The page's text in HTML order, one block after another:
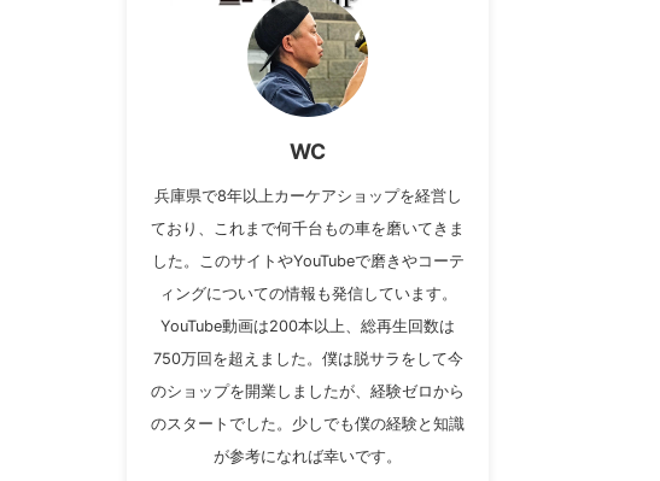
WC
兵庫県で8年以上カーケアショップを経営し
ており、これまで何千台もの車を磨いてきま
した。このサイトやYouTubeで磨きやコーテ
ィングについての情報も発信しています。
YouTube動画は200本以上、総再生回数は
750万回を超えました。僕は脱サラをして今
のショップを開業しましたが、経験ゼロから
のスタートでした。少しでも僕の経験と知識
が参考になれば幸いです。